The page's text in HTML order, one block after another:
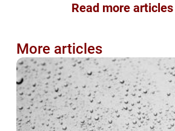
Read more
More articles